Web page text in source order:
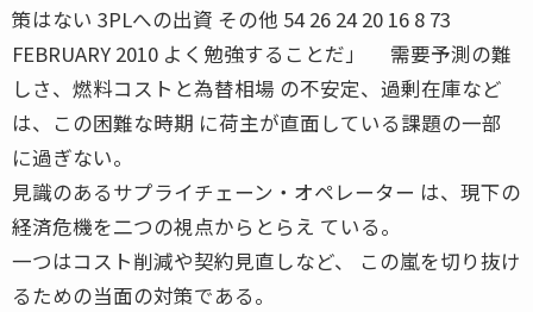
策はない 3PLへの出資 その他 54 26 24 20 16 8 73
FEBRUARY 2010 よく勉強することだ」 需要予測の難
しさ、燃料コストと為替相場 の不安定、過剰在庫など
は、この困難な時期 に荷主が直面している課題の一部
に過ぎない。
見識のあるサプライチェーン・オペレーター は、現下の
経済危機を二つの視点からとらえ ている。
一つはコスト削減や契約見直しなど、 この嵐を切り抜け
るための当面の対策である。